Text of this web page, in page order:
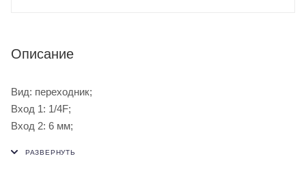
Описание
Вид: переходник;
Вход 1: 1/4F;
Вход 2: 6 мм;